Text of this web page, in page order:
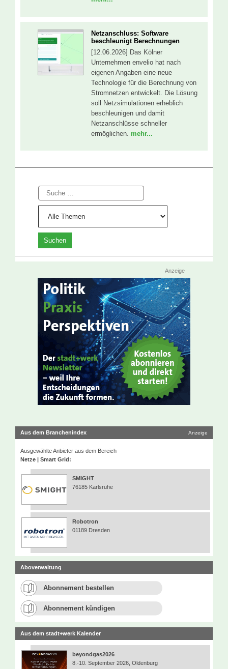
Netzanschluss: Software
beschleunigt Berechnungen
[12.06.2026] Das Kölner
Unternehmen envelio hat nach
eigenen Angaben eine neue
Technologie für die Berechnung von
Stromnetzen entwickelt. Die Lösung
soll Netzsimulationen erheblich
beschleunigen und damit
Netzanschlüsse schneller
ermöglichen. mehr...
Suche
Anzeige
Aus dem Branchenindex Anzeige
Ausgewählte Anbieter aus dem Bereich
Netze | Smart Grid:
SMIGHT
76185 Karlsruhe
Robotron
01189 Dresden
Aboverwaltung
Abonnement bestellen
Abonnement kündigen
Aus dem stadt+werk Kalender
beyondgas2026
8.-10. September 2026, Oldenburg